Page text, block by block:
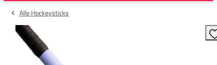
Alle Hockeysticks